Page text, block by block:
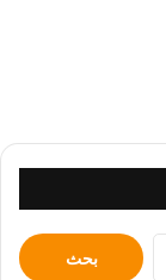
البحث
عن: